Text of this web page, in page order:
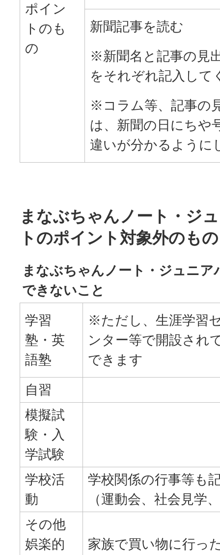
ポイン
トのも
の
新聞記事を読む
※新聞名と記事の見
をそれぞれ記入して
※コラム等、記事の
は、新聞の日にちや
違いが分かるように
まなぶちゃんノート・ジ
トのポイント対象外のもの
まなぶちゃんノート・ジュニア
できないこと
学習
塾・英
語塾
※ただし、生涯学習
ンター等で開設され
できます
自習
模擬試
験・入
学試験
学校活
動
学校関係の行事等も
（運動会、社会見学
その他
娯楽的
家族で買い物に行っ